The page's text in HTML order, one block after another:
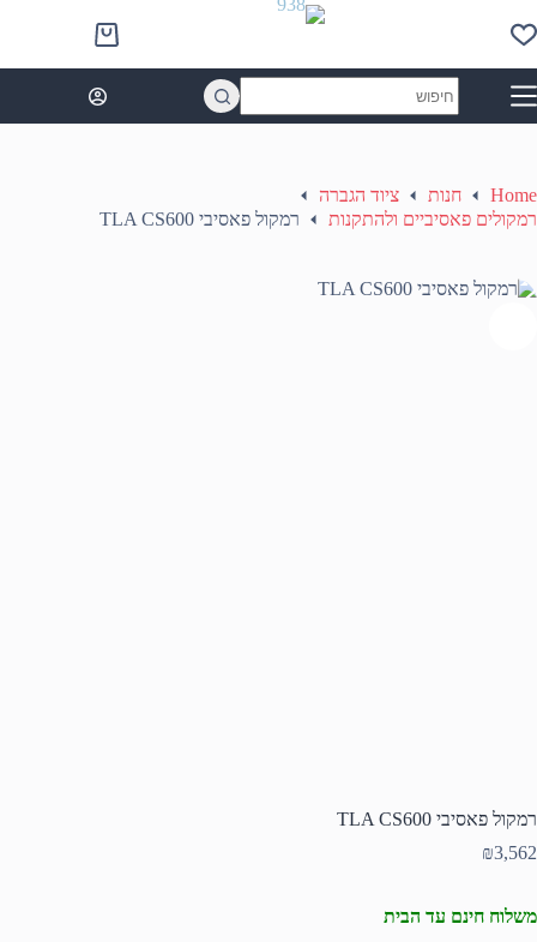
to
content
Shopping
cart
results
Home חנות
ציוד הגברה
רמקולים פאסיביים ולהתקנות
רמקול פאסיבי TLA CS600
רמקול פאסיבי TLA CS600
₪3,562
משלוח חינם עד הבית